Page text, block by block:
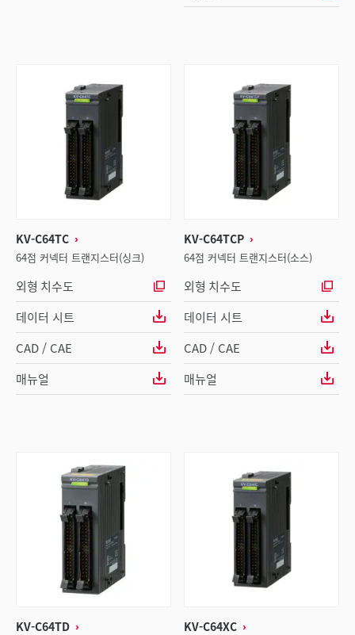
KV-C64TC
64점 커넥터 트랜지스터(싱크)
외형 치수도
데이터 시트
CAD / CAE
매뉴얼
KV-C64TCP
64점 커넥터 트랜지스터(소스)
외형 치수도
데이터 시트
CAD / CAE
매뉴얼
KV-C64TD KV-C64XC